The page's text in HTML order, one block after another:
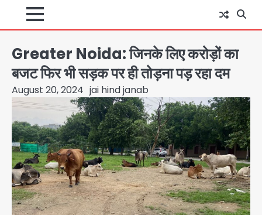
Greater Noida: जिनके लिए करोड़ों का
बजट फिर भी सड़क पर ही तोड़ना पड़ रहा दम
August 20, 2024 jai hind janab